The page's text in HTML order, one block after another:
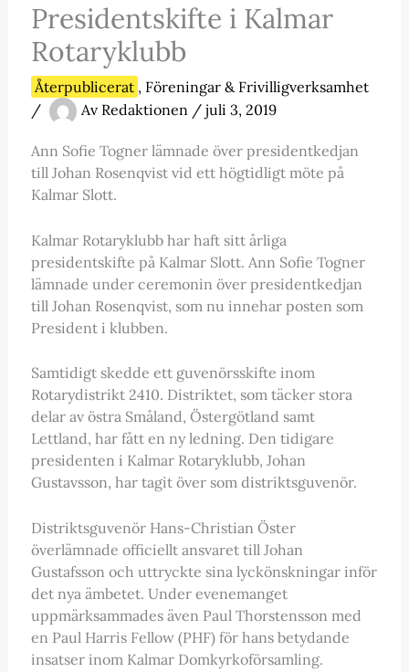
Presidentskifte i Kalmar
Rotaryklubb
Återpublicerat , Föreningar & Frivilligverksamhet
/
Av Redaktionen / juli 3, 2019
Ann Sofie Togner lämnade över presidentkedjan
till Johan Rosenqvist vid ett högtidligt möte på
Kalmar Slott.
Kalmar Rotaryklubb har haft sitt årliga
presidentskifte på Kalmar Slott. Ann Sofie Togner
lämnade under ceremonin över presidentkedjan
till Johan Rosenqvist, som nu innehar posten som
President i klubben.
Samtidigt skedde ett guvenörsskifte inom
Rotarydistrikt 2410. Distriktet, som täcker stora
delar av östra Småland, Östergötland samt
Lettland, har fått en ny ledning. Den tidigare
presidenten i Kalmar Rotaryklubb, Johan
Gustavsson, har tagit över som distriktsguvenör.
Distriktsguvenör Hans-Christian Öster
överlämnade officiellt ansvaret till Johan
Gustafsson och uttryckte sina lyckönskningar inför
det nya ämbetet. Under evenemanget
uppmärksammades även Paul Thorstensson med
en Paul Harris Fellow (PHF) för hans betydande
insatser inom Kalmar Domkyrkoförsamling.